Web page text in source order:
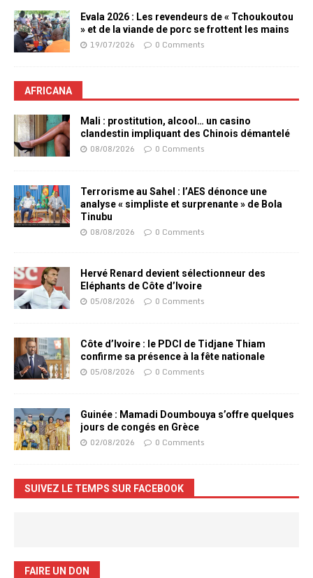
Evala 2026 : Les revendeurs de « Tchoukoutou
» et de la viande de porc se frottent les mains
19/07/2026 0 Comments
AFRICANA
Mali : prostitution, alcool… un casino
clandestin impliquant des Chinois démantelé
08/08/2026 0 Comments
Terrorisme au Sahel : l’AES dénonce une
analyse « simpliste et surprenante » de Bola
Tinubu
08/08/2026 0 Comments
Hervé Renard devient sélectionneur des
Eléphants de Côte d’Ivoire
05/08/2026 0 Comments
Côte d’Ivoire : le PDCI de Tidjane Thiam
confirme sa présence à la fête nationale
05/08/2026 0 Comments
Guinée : Mamadi Doumbouya s’offre quelques
jours de congés en Grèce
02/08/2026 0 Comments
SUIVEZ LE TEMPS SUR FACEBOOK
FAIRE UN DON